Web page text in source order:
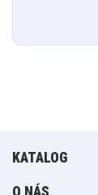
KATALOG